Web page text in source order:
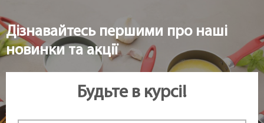
Дізнавайтесь першими про наші
новинки та акції
Будьте в курсі!